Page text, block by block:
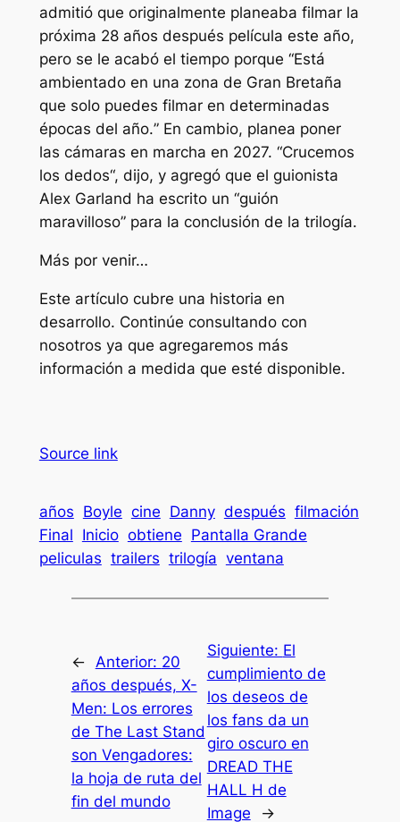
admitió que originalmente planeaba filmar la
próxima 28 años después película este año,
pero se le acabó el tiempo porque “Está
ambientado en una zona de Gran Bretaña
que solo puedes filmar en determinadas
épocas del año.” En cambio, planea poner
las cámaras en marcha en 2027. “Crucemos
los dedos“, dijo, y agregó que el guionista
Alex Garland ha escrito un “guión
maravilloso” para la conclusión de la trilogía.
Más por venir…
Este artículo cubre una historia en
desarrollo. Continúe consultando con
nosotros ya que agregaremos más
información a medida que esté disponible.
Source link
años Boyle cine Danny después filmación
Final Inicio obtiene Pantalla Grande
peliculas trailers trilogía ventana
← Anterior: 20
años después, X-
Men: Los errores
de The Last Stand
son Vengadores:
la hoja de ruta del
fin del mundo
Siguiente: El
cumplimiento de
los deseos de
los fans da un
giro oscuro en
DREAD THE
HALL H de
Image
→